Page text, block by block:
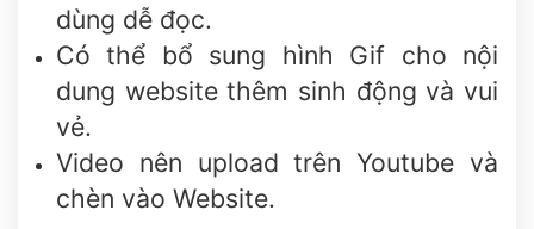
dùng dễ đọc.
Có thể bổ sung hình Gif cho nội
dung website thêm sinh động và vui
vẻ.
Video nên upload trên Youtube và
chèn vào Website.